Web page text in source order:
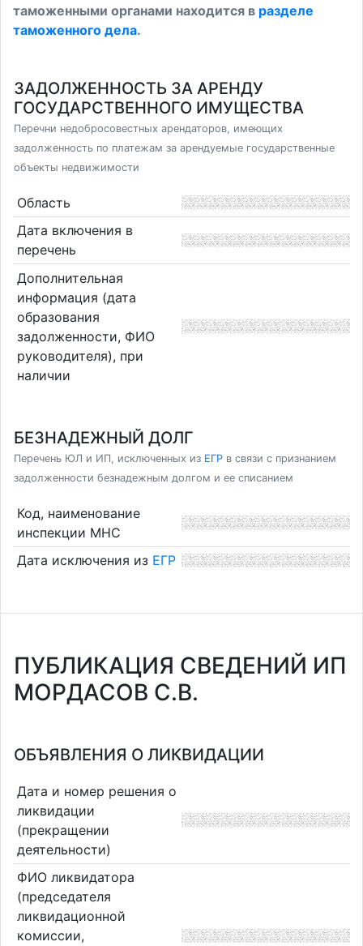
таможенными органами находится в разделе
таможенного дела.
ЗАДОЛЖЕННОСТЬ ЗА АРЕНДУ
ГОСУДАРСТВЕННОГО ИМУЩЕСТВА
Перечни недобросовестных арендаторов, имеющих
задолженность по платежам за арендуемые государственные
объекты недвижимости
Область
Дата включения в
перечень
Дополнительная
информация (дата
образования
задолженности, ФИО
руководителя), при
наличии
БЕЗНАДЕЖНЫЙ ДОЛГ
Перечень ЮЛ и ИП, исключенных из ЕГР в связи с признанием
задолженности безнадежным долгом и ее списанием
Код, наименование
инспекции МНС
Дата исключения из ЕГР
ПУБЛИКАЦИЯ СВЕДЕНИЙ ИП
МОРДАСОВ С.В.
ОБЪЯВЛЕНИЯ О ЛИКВИДАЦИИ
Дата и номер решения о
ликвидации
(прекращении
деятельности)
ФИО ликвидатора
(председателя
ликвидационной
комиссии,